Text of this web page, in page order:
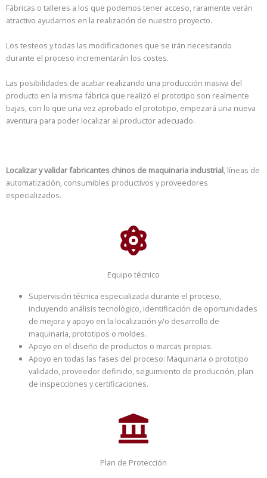
Fábricas o talleres a los que podemos tener acceso, raramente verán
atractivo ayudarnos en la realización de nuestro proyecto.
Los testeos y todas las modificaciones que se irán necesitando
durante el proceso incrementarán los costes.
Las posibilidades de acabar realizando una producción masiva del
producto en la misma fábrica que realizó el prototipo son realmente
bajas, con lo que una vez aprobado el prototipo, empezará una nueva
aventura para poder localizar al productor adecuado.
Localizar y validar fabricantes chinos de maquinaria industrial, líneas de
automatización, consumibles productivos y proveedores
especializados.
Equipo técnico
Supervisión técnica especializada durante el proceso,
incluyendo análisis tecnológico, identificación de oportunidades
de mejora y apoyo en la localización y/o desarrollo de
maquinaria, prototipos o moldes.
Apoyo en el diseño de productos o marcas propias.
Apoyo en todas las fases del proceso: Maquinaria o prototipo
validado, proveedor definido, seguimiento de producción, plan
de inspecciones y certificaciones.
Plan de Protección